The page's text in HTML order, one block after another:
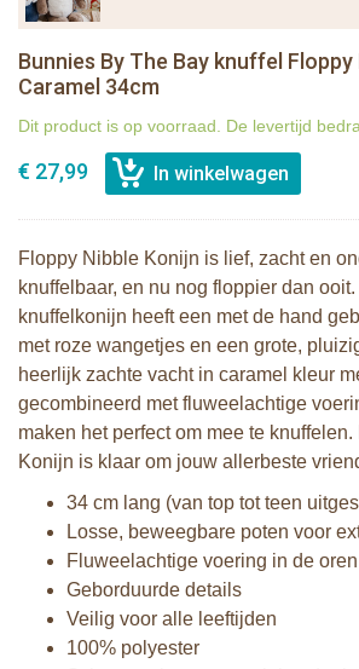
Bunnies By The Bay knuffel Floppy
Caramel 34cm
Dit product is op voorraad. De levertijd
€ 27,99
Floppy Nibble Konijn is lief, zacht en
knuffelbaar, en nu nog floppier dan
knuffelkonijn heeft een met de hand
met roze wangetjes en een grote,
heerlijk zachte vacht in caramel kleur
gecombineerd met fluweelachtige
maken het perfect om mee te
Konijn is klaar om jouw allerbeste
34 cm lang (van top tot teen
Losse, beweegbare poten voor
Fluweelachtige voering in de oren
Geborduurde details
Veilig voor alle leeftijden
100% polyester